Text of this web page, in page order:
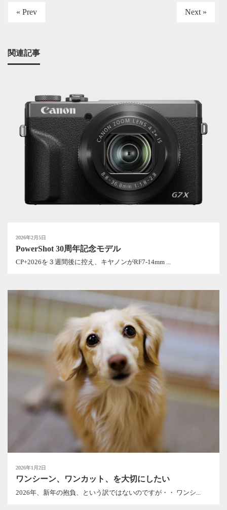
« Prev Next »
関連記事
2026年2月5日
PowerShot 30周年記念モデル
CP+2026を３週間後に控え、キヤノンがRF7-14mm ...
2026年1月2日
ワンシーン、ワンカット、を大切にしたい
2026年、新年の抱負、という訳ではないのですが・・ ワンシ...